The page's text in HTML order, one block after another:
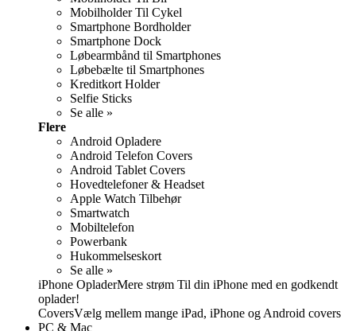
Mobilholder Til Cykel
Smartphone Bordholder
Smartphone Dock
Løbearmbånd til Smartphones
Løbebælte til Smartphones
Kreditkort Holder
Selfie Sticks
Se alle »
Flere
Android Opladere
Android Telefon Covers
Android Tablet Covers
Hovedtelefoner & Headset
Apple Watch Tilbehør
Smartwatch
Mobiltelefon
Powerbank
Hukommelseskort
Se alle »
iPhone OpladerMere strøm Til din iPhone med en godkendt
oplader!
CoversVælg mellem mange iPad, iPhone og Android covers
PC & Mac